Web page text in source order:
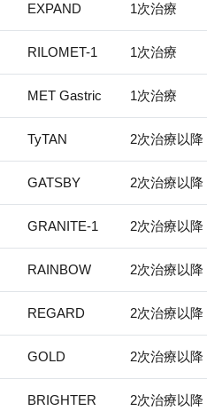
EXPAND 1次治療
RILOMET-1 1次治療
MET Gastric 1次治療
TyTAN 2次治療以降
GATSBY 2次治療以降
GRANITE-1 2次治療以降
RAINBOW 2次治療以降
REGARD 2次治療以降
GOLD 2次治療以降
BRIGHTER 2次治療以降